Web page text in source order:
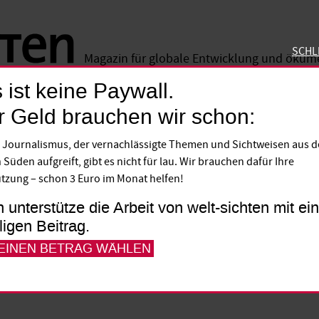
Magazin für globale Entwicklung und
für der
Lieferland für die Bananen in
in unseren Regalen gehen auf
werden grundlegende Rechte
ist keine Paywall.
Geld brauchen wir schon:
Journalismus, der vernachlässigte Themen und Sichtweisen aus
Süden aufgreift, gibt es nicht für lau. Wir brauchen dafür Ihre
– schon 3 Euro im Monat helfen!
unterstütze die Arbeit von welt-sichten mit
Beitrag.
BETRAG WÄHLEN